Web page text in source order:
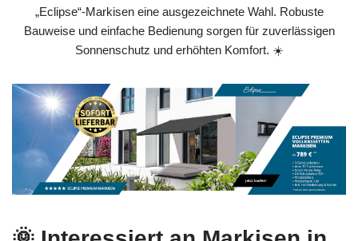
„Eclipse“-Markisen eine ausgezeichnete Wahl. Robuste
Bauweise und einfache Bedienung sorgen für zuverlässigen
Sonnenschutz und erhöhten Komfort. ☀️